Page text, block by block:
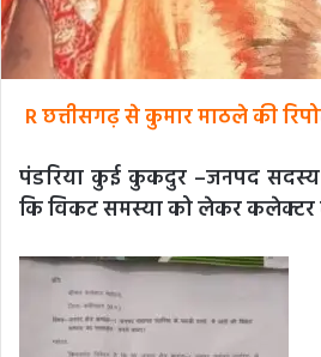
R छत्तीसगढ़ से कुमार माठले की
पंडरिया कुई कुकदुर –जनपद सदस्य
कि विकट समस्या को लेकर कलेक्टर